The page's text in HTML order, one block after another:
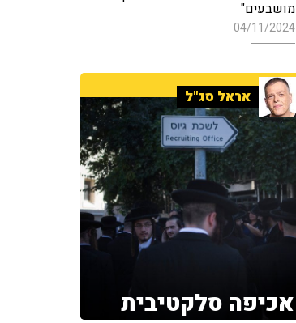
מושבעים"
04/11/2024
אראל סג"ל
אכיפה סלקטיבית